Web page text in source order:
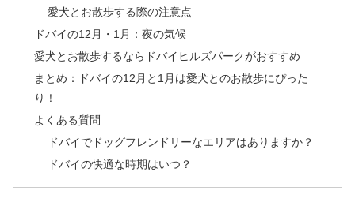
愛犬とお散歩する際の注意点
ドバイの12月・1月：夜の気候
愛犬とお散歩するならドバイヒルズパークがおすすめ
まとめ：ドバイの12月と1月は愛犬とのお散歩にぴった
り！
よくある質問
ドバイでドッグフレンドリーなエリアはありますか？
ドバイの快適な時期はいつ？